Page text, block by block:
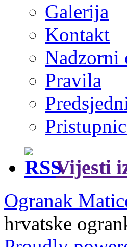
Galerija
Kontakt
Nadzorni
Pravila
Vijesti
Ogranak
hrvatske